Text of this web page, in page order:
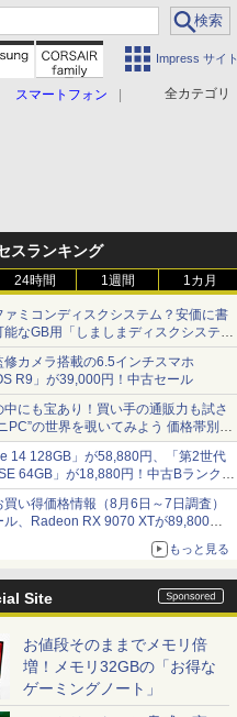
Impress サイト
全カテゴリ
スマートフォン
スランキング
24時間 1週間 1カ月
ァミコンディスクシステム？安価に書
能なGB用「しましまディスクシステ
修カメラ搭載の6.5インチスマホ
R9」が39,000円！中古セール
中にも宝あり！買い手の通販力も試さ
PC”の世界を覗いてみよう 価格帯別に
徴を整理、11製品をピックアップ text
ひさよし
14 128GB」が58,880円、「第2世代
64GB」が18,880円！中古Bランク品
買い得価格情報（8月6日～7日調査）
ル、Radeon RX 9070 XTが89,800
周波数24.8kHz対応の17型モニターが
、暑さ指数連動セール ほか
もっと見る
Site
お値段そのままでメモリ倍
増！メモリ32GBの「お得な
ゲーミングノート」